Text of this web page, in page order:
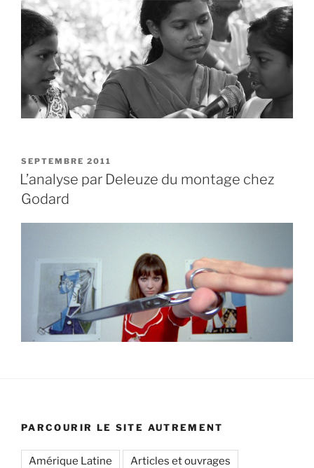
PUBLIÉ
LE
SEPTEMBRE 2011
L’analyse par Deleuze du montage chez
Godard
PARCOURIR LE SITE AUTREMENT
Amérique Latine Articles et ouvrages